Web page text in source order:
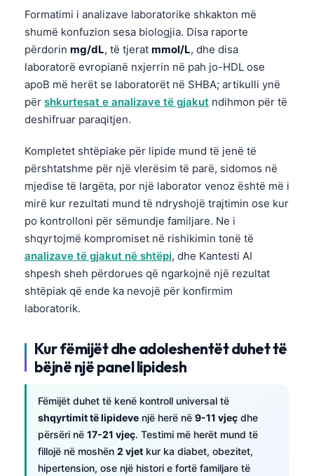
Formatimi i analizave laboratorike shkakton më
shumë konfuzion sesa biologjia. Disa raporte
përdorin mg/dL, të tjerat mmol/L, dhe disa
laboratorë evropianë nxjerrin në pah jo-HDL ose
apoB më herët se laboratorët në SHBA; artikulli ynë
për shkurtesat e analizave të gjakut ndihmon për të
deshifruar paraqitjen.
Kompletet shtëpiake për lipide mund të jenë të
përshtatshme për një vlerësim të parë, sidomos në
mjedise të largëta, por një laborator venoz është më i
mirë kur rezultati mund të ndryshojë trajtimin ose kur
po kontrolloni për sëmundje familjare. Ne i
shqyrtojmë kompromiset në rishikimin tonë të
analizave të gjakut në shtëpi, dhe Kantesti AI
shpesh sheh përdorues që ngarkojnë një rezultat
shtëpiak që ende ka nevojë për konfirmim
laboratorik.
Kur fëmijët dhe adoleshentët duhet të
bëjnë një panel lipidesh
Fëmijët duhet të kenë kontroll universal të
shqyrtimit të lipideve një herë në 9-11 vjeç dhe
përsëri në 17-21 vjeç. Testimi më herët mund të
fillojë në moshën 2 vjet kur ka diabet, obezitet,
hipertension, ose një histori e fortë familjare të